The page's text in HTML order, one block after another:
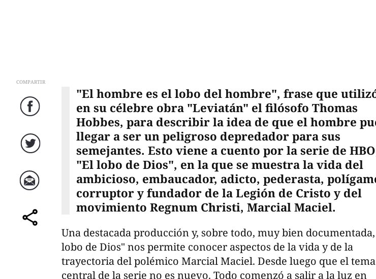
COMPARTIR
Facebook
Twitter
Correo
comparte
"El hombre es el lobo del hombre", frase que
en su célebre obra "Leviatán" el filósofo Thomas
Hobbes, para describir la idea de que el hombre
llegar a ser un peligroso depredador para sus
semejantes. Esto viene a cuento por la serie de
"El lobo de Dios", en la que se muestra la vida del
ambicioso, embaucador, adicto, pederasta,
corruptor y fundador de la Legión de Cristo y del
movimiento Regnum Christi, Marcial Maciel.
Una destacada producción y, sobre todo, muy bien
lobo de Dios" nos permite conocer aspectos de la vida y de la
trayectoria del polémico Marcial Maciel. Desde luego que el tema
central de la serie no es nuevo. Todo comenzó a salir a la luz en